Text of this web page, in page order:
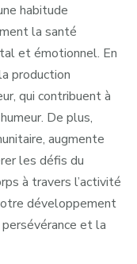
habitude
la santé
et émotionnel. En
production
qui contribuent à
De plus,
augmente
les défis du
à travers l’activité
développement
et la